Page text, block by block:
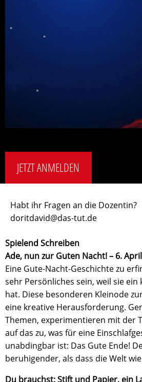
JETZT ANMELDEN
Habt ihr Fragen an die Dozentin?
doritdavid@das-tut.de
Spielend Schreiben
Ade, nun zur Guten Nacht! – 6. April
Eine Gute-Nacht-Geschichte zu
sehr Persönliches sein, weil sie
hat. Diese besonderen Kleinode
eine kreative Herausforderung.
Themen, experimentieren mit der
auf das zu, was für eine
unabdingbar ist: Das Gute Ende!
beruhigender, als dass die Welt
Du brauchst: Stift und Papier, ein